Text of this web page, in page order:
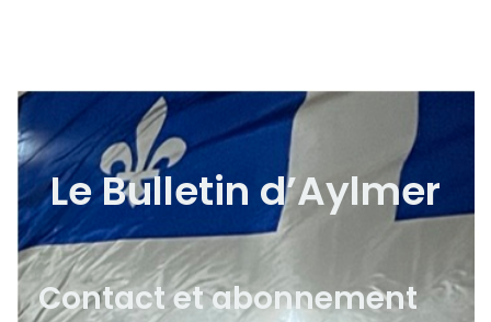
Le Bulletin d’Aylmer
Contact et abonnement